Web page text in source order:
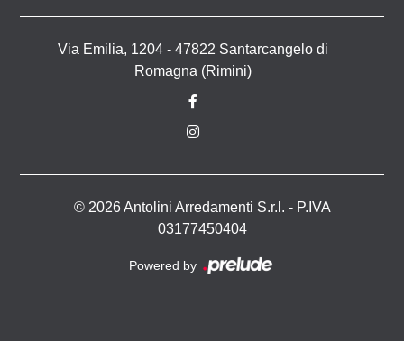
Via Emilia, 1204 - 47822 Santarcangelo di
Romagna (Rimini)
© 2026 Antolini Arredamenti S.r.l. - P.IVA
03177450404
Powered by